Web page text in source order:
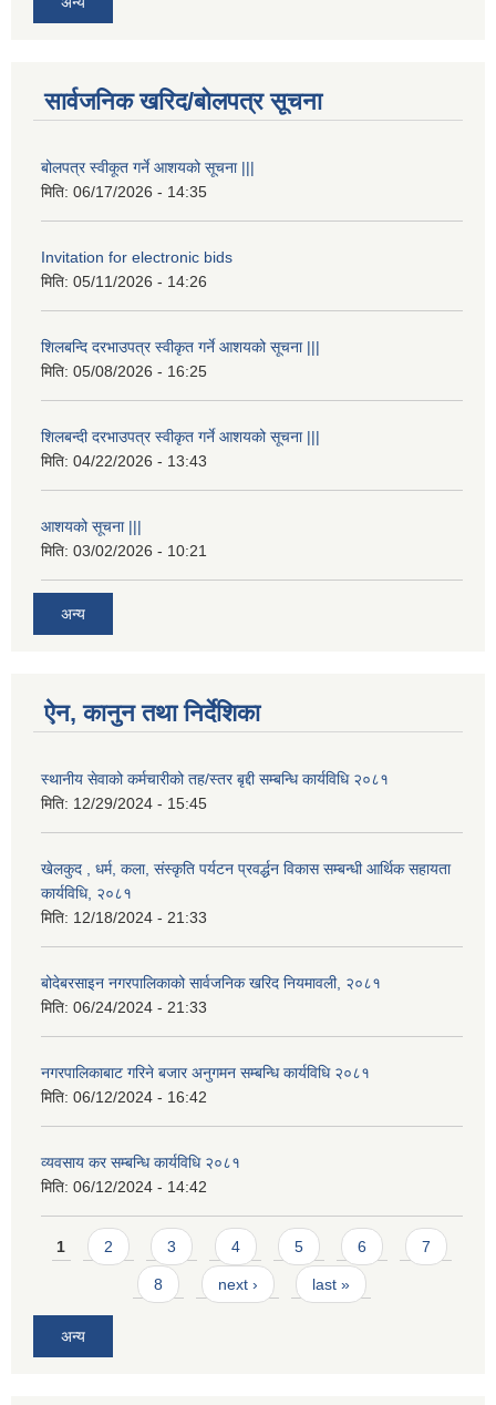
सार्वजनिक खरिद/बोलपत्र सूचना
बोलपत्र स्वीकूत गर्ने आशयको सूचना |||
मिति: 06/17/2026 - 14:35
Invitation for electronic bids
मिति: 05/11/2026 - 14:26
शिलबन्दि दरभाउपत्र स्वीकृत गर्ने आशयको सूचना |||
मिति: 05/08/2026 - 16:25
शिलबन्दी दरभाउपत्र स्वीकृत गर्ने आशयको सूचना |||
मिति: 04/22/2026 - 13:43
आशयको सूचना |||
मिति: 03/02/2026 - 10:21
अन्य
ऐन, कानुन तथा निर्देशिका
स्थानीय सेवाको कर्मचारीको तह/स्तर बृद्दी सम्बन्धि कार्यविधि २०८१
मिति: 12/29/2024 - 15:45
खेलकुद , धर्म, कला, संस्कृति पर्यटन प्रवर्द्धन विकास सम्बन्धी आर्थिक सहायता
कार्यविधि, २०८१
मिति: 12/18/2024 - 21:33
बोदेबरसाइन नगरपालिकाको सार्वजनिक खरिद नियमावली, २०८१
मिति: 06/24/2024 - 21:33
नगरपालिकाबाट गरिने बजार अनुगमन सम्बन्धि कार्यविधि २०८१
मिति: 06/12/2024 - 16:42
व्यवसाय कर सम्बन्धि कार्यविधि २०८१
मिति: 06/12/2024 - 14:42
Pages
1 2 3 4 5 6 7
8 next › last »
अन्य